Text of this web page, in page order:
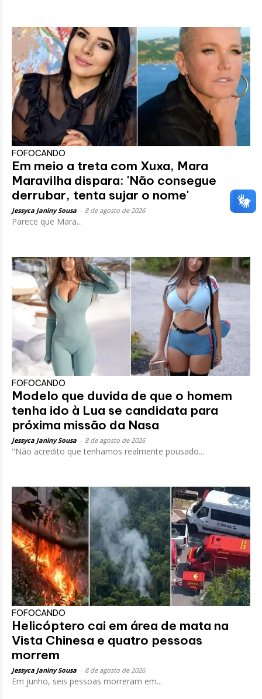
FOFOCANDO
Em meio a treta com Xuxa, Mara
Maravilha dispara: 'Não consegue
derrubar, tenta sujar o nome'
Jessyca Janiny Sousa 8 de agosto de 2026
Parece que Mara...
FOFOCANDO
Modelo que duvida de que o homem
tenha ido à Lua se candidata para
próxima missão da Nasa
Jessyca Janiny Sousa 8 de agosto de 2026
"Não acredito que tenhamos realmente pousado...
FOFOCANDO
Helicóptero cai em área de mata na
Vista Chinesa e quatro pessoas
morrem
Jessyca Janiny Sousa 8 de agosto de 2026
Em junho, seis pessoas morreram em...